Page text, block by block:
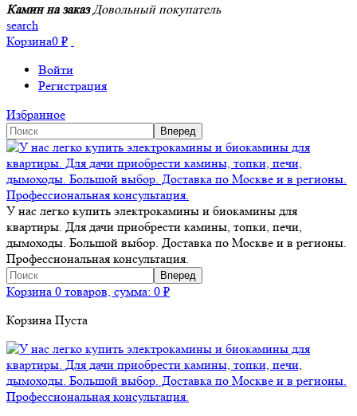
Камин на заказ Довольный покупатель
search
Корзина0 ₽
Войти
Регистрация
Избранное
У нас легко купить электрокамины и биокамины для
квартиры. Для дачи приобрести камины, топки, печи,
дымоходы. Большой выбор. Доставка по Москве и в регионы.
Профессиональная консультация.
Корзина 0 товаров, сумма: 0 ₽
Корзина Пуста